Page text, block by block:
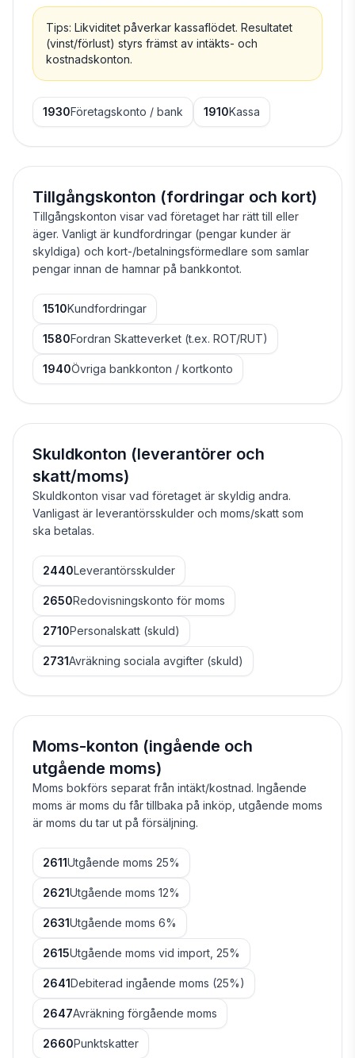
Tips: Likviditet påverkar kassaflödet. Resultatet
(vinst/förlust) styrs främst av intäkts- och
kostnadskonton.
1930Företagskonto / bank 1910Kassa
Tillgångskonton (fordringar och kort)
Tillgångskonton visar vad företaget har rätt till eller
äger. Vanligt är kundfordringar (pengar kunder är
skyldiga) och kort-/betalningsförmedlare som samlar
pengar innan de hamnar på bankkontot.
1510Kundfordringar
1580Fordran Skatteverket (t.ex. ROT/RUT)
1940Övriga bankkonton / kortkonto
Skuldkonton (leverantörer och
skatt/moms)
Skuldkonton visar vad företaget är skyldig andra.
Vanligast är leverantörsskulder och moms/skatt som
ska betalas.
2440Leverantörsskulder
2650Redovisningskonto för moms
2710Personalskatt (skuld)
2731Avräkning sociala avgifter (skuld)
Moms-konton (ingående och
utgående moms)
Moms bokförs separat från intäkt/kostnad. Ingående
moms är moms du får tillbaka på inköp, utgående moms
är moms du tar ut på försäljning.
2611Utgående moms 25%
2621Utgående moms 12%
2631Utgående moms 6%
2615Utgående moms vid import, 25%
2641Debiterad ingående moms (25%)
2647Avräkning förgående moms
2660Punktskatter